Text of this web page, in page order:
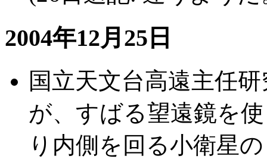
2004年12月25日
国立天文台高遠主任
が、すばる望遠鏡を
り内側を回る小衛星